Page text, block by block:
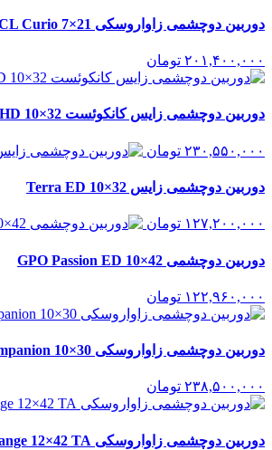
دوربین دوچشمی زاواروسکی CL Curio 7×21
۲۰۱,۴۰۰,۰۰۰ تومان
دوربین دوچشمی زایس کانکوئست HD 10×32
۲۳۰,۵۵۰,۰۰۰ تومان
دوربین دوچشمی زایس Terra ED 10×32
۱۲۷,۲۰۰,۰۰۰ تومان
دوربین دوچشمی GPO Passion ED 10×42
۱۲۲,۹۶۰,۰۰۰ تومان
دوربین دوچشمی زاواروسکی CL Companion 10×30
۲۳۸,۵۰۰,۰۰۰ تومان
دوربین دوچشمی زاواروسکی EL Range 12×42 TA